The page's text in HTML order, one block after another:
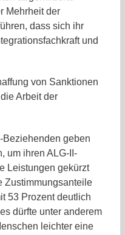
Mehrheit der
dass sich ihr
und
von Sanktionen
Arbeit der
Beziehenden geben
um ihren ALG-II-
Leistungen gekürzt
Zustimmungsanteile
53 Prozent deutlich
dürfte unter anderem
leichter eine